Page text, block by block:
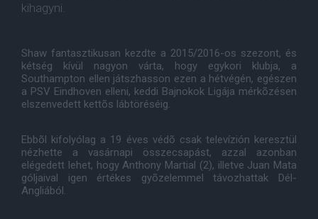
kihagyni.
Shaw fantasztikusan kezdte a 2015/2016-os szezont, és
kétség kívül nagyon várta, hogy egykori klubja, a
Southampton ellen játszhasson ezen a hétvégén, egészen
a PSV Eindhoven elleni, keddi Bajnokok Ligája mérkõzésen
elszenvedett kettõs lábtöréséig.
Ebbõl kifolyólag a 19 éves védõ csak televízión keresztül
nézhette a vasárnapi összecsapást, azzal azonban
elégedett lehet, hogy Anthony Martial (2), illetve Juan Mata
góljaival igen értékes gyõzelemmel távozhattak Dél-
Angliából.